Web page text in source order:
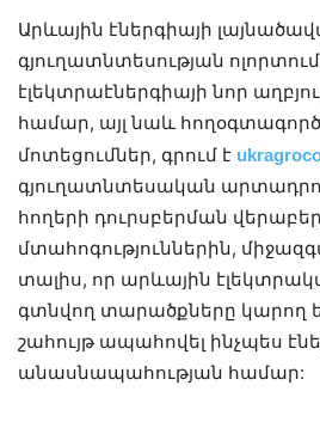
Արևային էներգիայի
գյուղատնտեսության
էլեկտրաէներգիայի նոր
համար, այլ նաև
մոտեցումներ, գրում է
գյուղատնտեսական
հողերի դուրսբերման
մտահոգություններին,
տալիս, որ արևային
գտնվող տարածքները կարող
շահույթ ապահովել ինչպես
անասնապահության համար: